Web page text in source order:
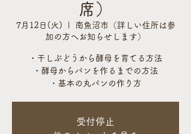
席）
7月12日(火)
南魚沼市（詳しい住所は参
加の方へお知らせします）
・干しぶどうから酵母を育てる方法
・酵母からパンを作るまでの方法
・基本の丸パンの作り方
受付停止